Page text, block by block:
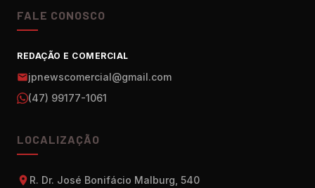
FALE CONOSCO
REDAÇÃO E COMERCIAL
jpnewscomercial@gmail.com
(47) 99177-1061
LOCALIZAÇÃO
R. Dr. José Bonifácio Malburg, 540